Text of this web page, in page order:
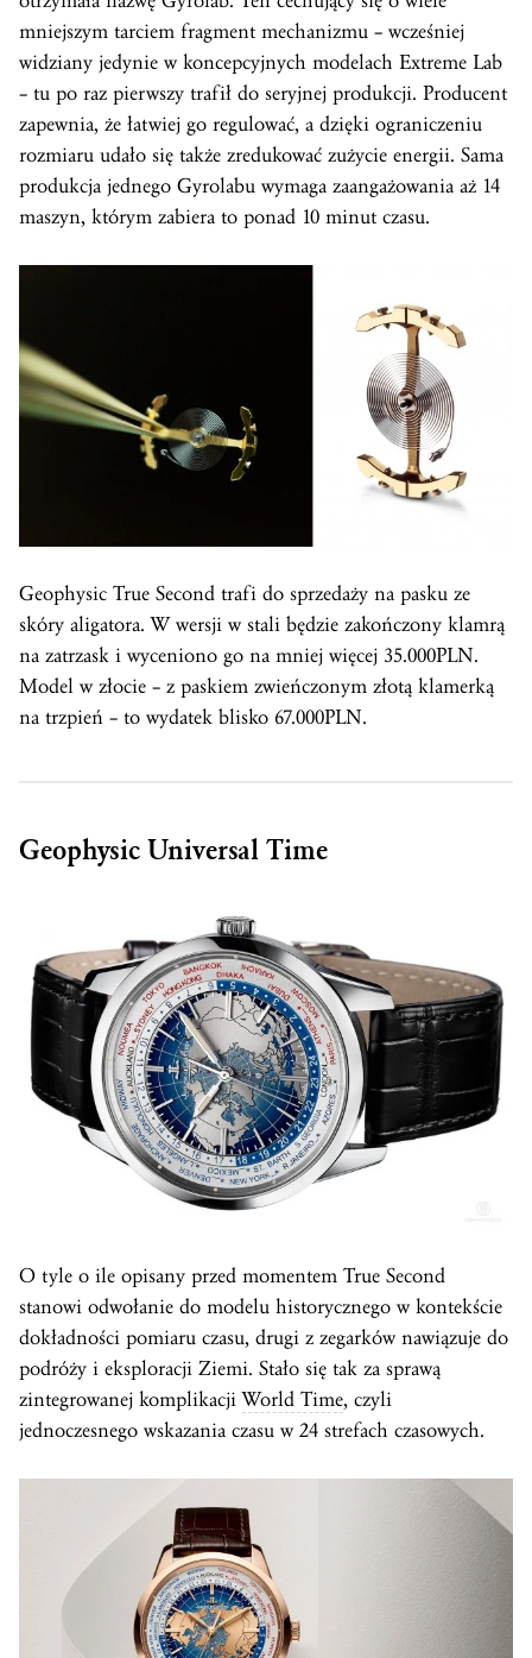
mniejszym tarciem fragment mechanizmu – wcześniej
widziany jedynie w koncepcyjnych modelach Extreme Lab
– tu po raz pierwszy trafił do seryjnej produkcji. Producent
zapewnia, że łatwiej go regulować, a dzięki ograniczeniu
rozmiaru udało się także zredukować zużycie energii. Sama
produkcja jednego Gyrolabu wymaga zaangażowania aż 14
maszyn, którym zabiera to ponad 10 minut czasu.
Geophysic True Second trafi do sprzedaży na pasku ze
skóry aligatora. W wersji w stali będzie zakończony klamrą
na zatrzask i wyceniono go na mniej więcej 35.000PLN.
Model w złocie – z paskiem zwieńczonym złotą klamerką
na trzpień – to wydatek blisko 67.000PLN.
Geophysic Universal Time
O tyle o ile opisany przed momentem True Second
stanowi odwołanie do modelu historycznego w kontekście
dokładności pomiaru czasu, drugi z zegarków nawiązuje do
podróży i eksploracji Ziemi. Stało się tak za sprawą
zintegrowanej komplikacjiWorld Time, czyli
jednoczesnego wskazania czasu w 24 strefach czasowych.